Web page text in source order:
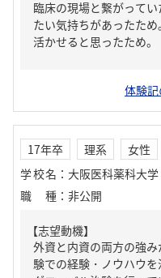
臨床の現場と繋がって
たい気持ちがあったた
活かせると思ったため。
体験
17年卒 理系
女性
学校名 ： 大阪医科薬科大学
職種 ： 非公開
【志望動機】
外資と内資の両方の強
験での経験・ノウハウ